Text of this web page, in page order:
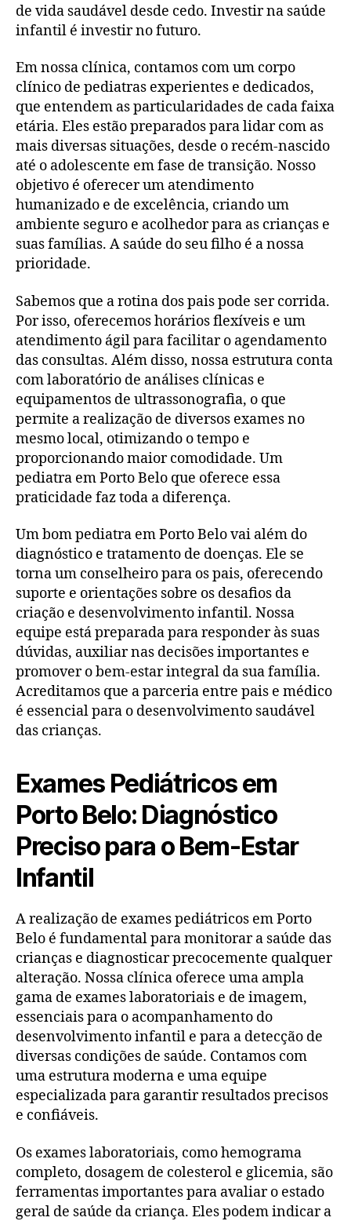
de vida saudável desde cedo. Investir na saúde
infantil é investir no futuro.
Em nossa clínica, contamos com um corpo
clínico de pediatras experientes e dedicados,
que entendem as particularidades de cada faixa
etária. Eles estão preparados para lidar com as
mais diversas situações, desde o recém-nascido
até o adolescente em fase de transição. Nosso
objetivo é oferecer um atendimento
humanizado e de excelência, criando um
ambiente seguro e acolhedor para as crianças e
suas famílias. A saúde do seu filho é a nossa
prioridade.
Sabemos que a rotina dos pais pode ser corrida.
Por isso, oferecemos horários flexíveis e um
atendimento ágil para facilitar o agendamento
das consultas. Além disso, nossa estrutura conta
com laboratório de análises clínicas e
equipamentos de ultrassonografia, o que
permite a realização de diversos exames no
mesmo local, otimizando o tempo e
proporcionando maior comodidade. Um
pediatra em Porto Belo que oferece essa
praticidade faz toda a diferença.
Um bom pediatra em Porto Belo vai além do
diagnóstico e tratamento de doenças. Ele se
torna um conselheiro para os pais, oferecendo
suporte e orientações sobre os desafios da
criação e desenvolvimento infantil. Nossa
equipe está preparada para responder às suas
dúvidas, auxiliar nas decisões importantes e
promover o bem-estar integral da sua família.
Acreditamos que a parceria entre pais e médico
é essencial para o desenvolvimento saudável
das crianças.
Exames Pediátricos em
Porto Belo: Diagnóstico
Preciso para o Bem-Estar
Infantil
A realização de exames pediátricos em Porto
Belo é fundamental para monitorar a saúde das
crianças e diagnosticar precocemente qualquer
alteração. Nossa clínica oferece uma ampla
gama de exames laboratoriais e de imagem,
essenciais para o acompanhamento do
desenvolvimento infantil e para a detecção de
diversas condições de saúde. Contamos com
uma estrutura moderna e uma equipe
especializada para garantir resultados precisos
e confiáveis.
Os exames laboratoriais, como hemograma
completo, dosagem de colesterol e glicemia, são
ferramentas importantes para avaliar o estado
geral de saúde da criança. Eles podem indicar a